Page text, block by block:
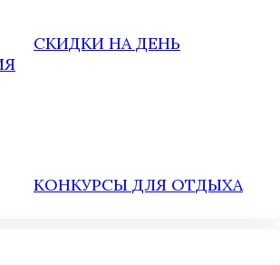
СКИДКИ НА ДЕНЬ
КОНКУРСЫ ДЛЯ ОТДЫХА